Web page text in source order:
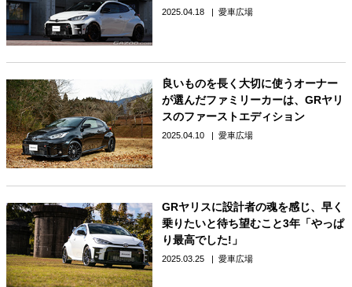
2025.04.18 愛車広場
良いものを長く大切に使うオーナー
が選んだファミリーカーは、GRヤリ
スのファーストエディション
2025.04.10 愛車広場
GRヤリスに設計者の魂を感じ、早く
乗りたいと待ち望むこと3年「やっぱ
り最高でした!」
2025.03.25 愛車広場